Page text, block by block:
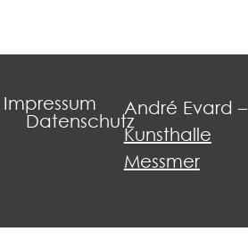
André Evard –
Kunsthalle
Messmer
Impressum
Datenschutz